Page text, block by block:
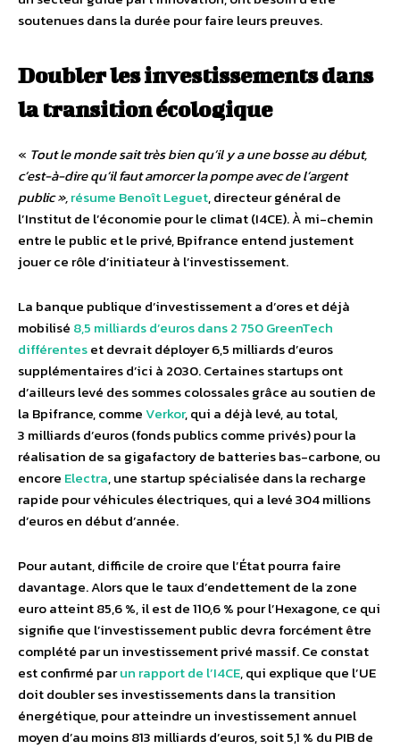
soutenues dans la durée pour faire leurs preuves.
Doubler les investissements dans
la transition écologique
« Tout le monde sait très bien qu’il y a une bosse au début,
c’est-à-dire qu’il faut amorcer la pompe avec de l’argent
public »,résume Benoît Leguet, directeur général de
l’Institut de l’économie pour le climat (I4CE). À mi-chemin
entre le public et le privé, Bpifrance entend justement
jouer ce rôle d’initiateur à l’investissement.
La banque publique d’investissement a d’ores et déjà
mobilisé 8,5 milliards d’euros dans 2 750 GreenTech
différenteset devrait déployer 6,5 milliards d’euros
supplémentaires d’ici à 2030. Certaines startups ont
d’ailleurs levé des sommes colossales grâce au soutien de
la Bpifrance, commeVerkor, qui a déjà levé, au total,
3 milliards d’euros (fonds publics comme privés) pour la
réalisation de sa gigafactory de batteries bas-carbone, ou
encore Electra, une startup spécialisée dans la recharge
rapide pour véhicules électriques, qui a levé 304 millions
d’euros en début d’année.
Pour autant, difficile de croire que l’État pourra faire
davantage. Alors que le taux d’endettement de la zone
euro atteint 85,6 %, il est de 110,6 % pour l’Hexagone, ce qui
signifie que l’investissement public devra forcément être
complété par un investissement privé massif. Ce constat
est confirmé parun rapport de l’I4CE, qui explique que l’UE
doit doubler ses investissements dans la transition
énergétique, pour atteindre un investissement annuel
moyen d’au moins 813 milliards d’euros, soit 5,1 % du PIB de